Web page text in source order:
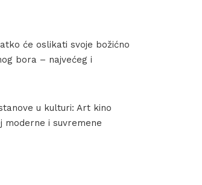
će oslikati svoje božićno
bora – najvećeg i
u kulturi: Art kino
moderne i suvremene